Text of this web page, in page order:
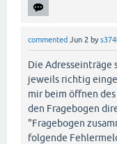
commented Jun 2 by
Die Adresseinträge
jeweils richtig
mir beim öffnen
den Fragebogen
"Fragebogen
folgende